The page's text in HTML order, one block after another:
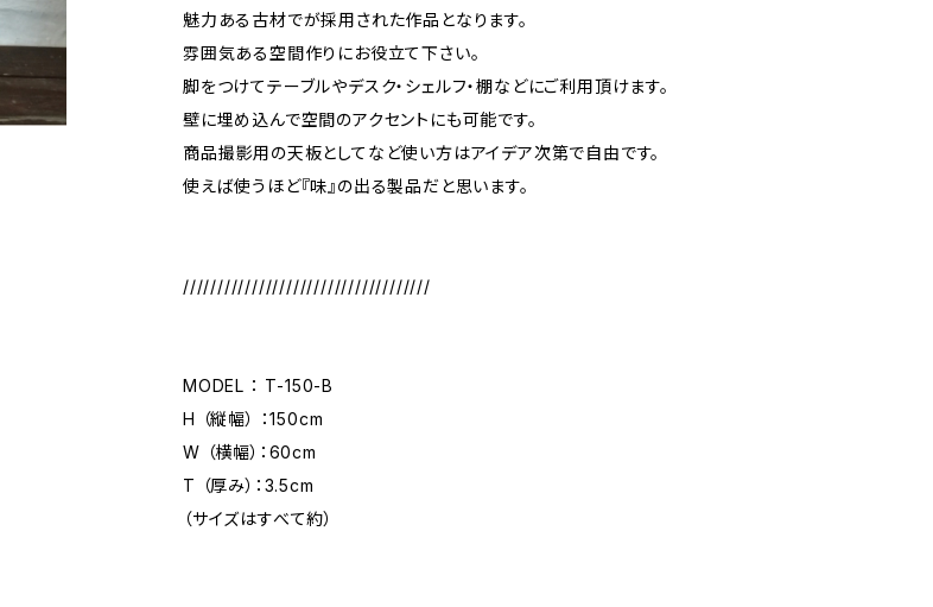
魅力ある古材でが採用された作品となります。
雰囲気ある空間作りにお役立て下さい。
脚をつけてテーブルやデスク・シェルフ・棚などにご利用頂けます。
壁に埋め込んで空間のアクセントにも可能です。
商品撮影用の天板としてなど使い方はアイデア次第で自由です。
使えば使うほど『味』の出る製品だと思います。
////////////////////////////////////
MODEL ： T-150-B
H （縦幅） ：150cm
W （横幅）：60cm
T （厚み）：3.5cm
（サイズはすべて約）